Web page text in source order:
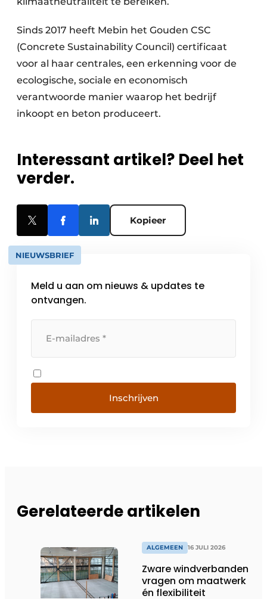
Sinds 2017 heeft Mebin het Gouden CSC
(Concrete Sustainability Council) certificaat
voor al haar centrales, een erkenning voor de
ecologische, sociale en economisch
verantwoorde manier waarop het bedrijf
inkoopt en beton produceert.
Interessant artikel? Deel het
verder.
Kopieer
NIEUWSBRIEF
Meld u aan om nieuws & updates te
ontvangen.
Inschrijven
Gerelateerde artikelen
ALGEMEEN 16 JULI 2026
Zware windverbanden
vragen om maatwerk
én flexibiliteit